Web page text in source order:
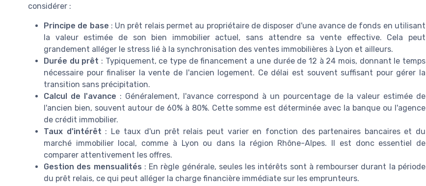
considérer :
Principe de base : Un prêt relais permet au propriétaire de disposer d'une avance de fonds en utilisant
la valeur estimée de son bien immobilier actuel, sans attendre sa vente effective. Cela peut
grandement alléger le stress lié à la synchronisation des ventes immobilières à Lyon et ailleurs.
Durée du prêt : Typiquement, ce type de financement a une durée de 12 à 24 mois, donnant le temps
nécessaire pour finaliser la vente de l'ancien logement. Ce délai est souvent suffisant pour gérer la
transition sans précipitation.
Calcul de l'avance : Généralement, l'avance correspond à un pourcentage de la valeur estimée de
l'ancien bien, souvent autour de 60% à 80%. Cette somme est déterminée avec la banque ou l'agence
de crédit immobilier.
Taux d'intérêt : Le taux d'un prêt relais peut varier en fonction des partenaires bancaires et du
marché immobilier local, comme à Lyon ou dans la région Rhône-Alpes. Il est donc essentiel de
comparer attentivement les offres.
Gestion des mensualités : En règle générale, seules les intérêts sont à rembourser durant la période
du prêt relais, ce qui peut alléger la charge financière immédiate sur les emprunteurs.